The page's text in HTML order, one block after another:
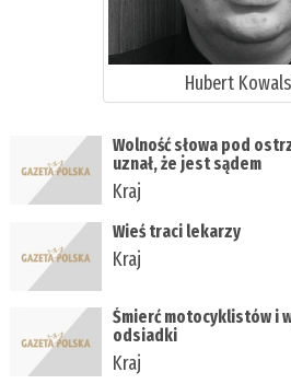
Hubert
Wolność słowa pod
uznał, że jest sądem
Kraj
Wieś traci lekarzy
Kraj
Śmierć motocyklistów i
odsiadki
Kraj